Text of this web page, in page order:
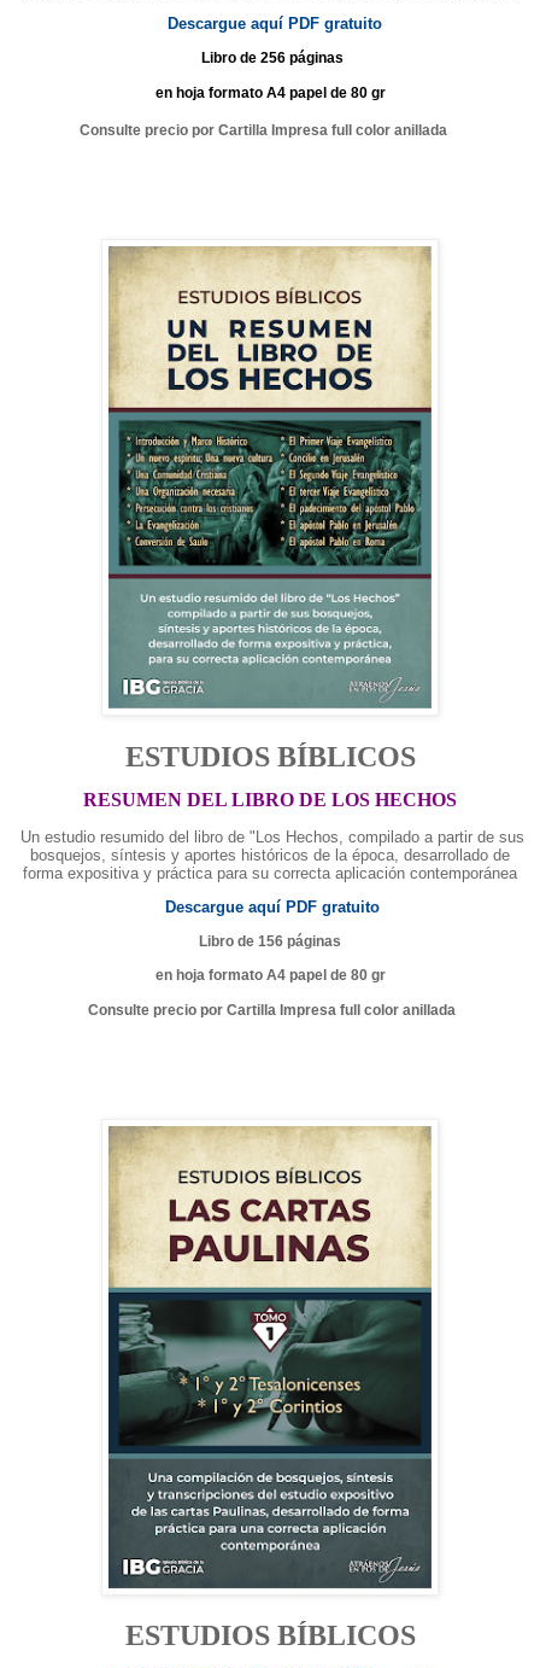
Descargue aquí PDF gratuito
Libro de 256 páginas
en hoja formato A4 papel de 80 gr
Consulte precio por Cartilla Impresa full color anillada
ESTUDIOS BÍBLICOS
RESUMEN DEL LIBRO DE LOS HECHOS
Un estudio resumido del libro de "Los Hechos, compilado a partir de sus
bosquejos, síntesis y aportes históricos de la época, desarrollado de
forma expositiva y práctica para su correcta aplicación contemporánea
Descargue aquí PDF gratuito
Libro de 156 páginas
en hoja formato A4 papel de 80 gr
Consulte precio por Cartilla Impresa full color anillada
ESTUDIOS BÍBLICOS